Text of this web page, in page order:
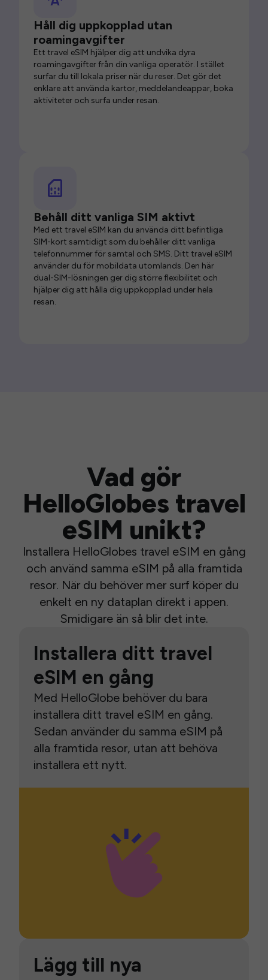
Håll dig uppkopplad utan
roamingavgifter
Ett travel eSIM hjälper dig att undvika dyra
roamingavgifter från din vanliga operatör. I stället
surfar du till lokala priser när du reser. Det gör det
enklare att använda kartor, meddelandeappar, boka
aktiviteter och surfa under resan.
Behåll ditt vanliga SIM aktivt
Med ett travel eSIM kan du använda ditt befintliga
SIM-kort samtidigt som du behåller ditt vanliga
telefonnummer för samtal och SMS. Ditt travel eSIM
använder du för mobildata utomlands. Den här
dual-SIM-lösningen ger dig större flexibilitet och
hjälper dig att hålla dig uppkopplad under hela
resan.
Vad gör
HelloGlobes travel
eSIM unikt?
Installera HelloGlobes travel eSIM en gång
och använd samma eSIM på alla framtida
resor. När du behöver mer surf köper du
enkelt en ny dataplan direkt i appen.
Smidigare än så blir det inte.
Installera ditt travel
eSIM en gång
Med HelloGlobe behöver du bara
installera ditt travel eSIM en gång.
Sedan använder du samma eSIM på
alla framtida resor, utan att behöva
installera ett nytt.
Lägg till nya